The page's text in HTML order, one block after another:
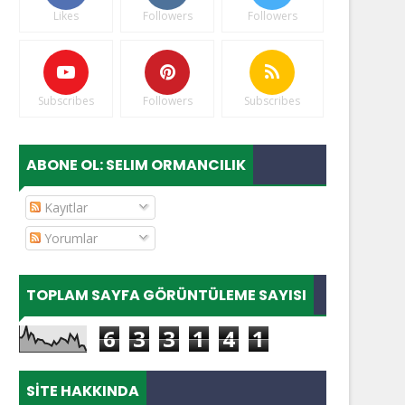
Likes Followers Followers
Subscribes Followers Subscribes
ABONE OL: SELIM ORMANCILIK
Kayıtlar
Yorumlar
TOPLAM SAYFA GÖRÜNTÜLEME SAYISI
6 3 3 1 4 1
SITE HAKKINDA